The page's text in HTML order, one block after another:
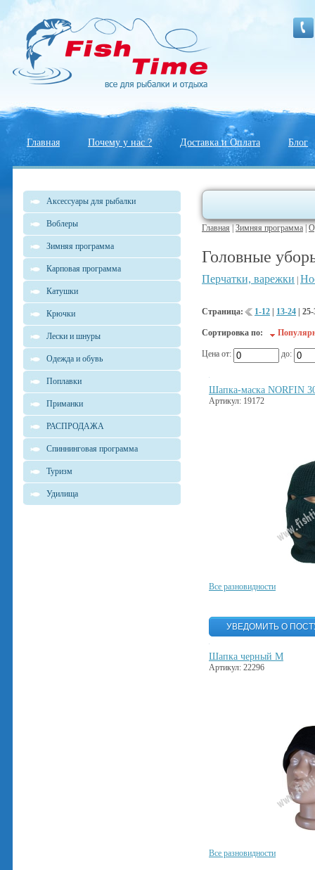
Главная Почему у нас ? Доставка и Оплата Блог
Аксессуары для рыбалки
Воблеры
Зимняя программа
Карповая программа
Катушки
Крючки
Лески и шнуры
Одежда и обувь
Поплавки
Приманки
РАСПРОДАЖА
Спиннинговая программа
Туризм
Удилища
Главная Зимняя программа
Головные
Перчатки, варежки
Страница: 1-12 13-24 25-
Сортировка по:
Цена от: до:
Шапка-маска NORFIN
Артикул: 19172
Все разновидности
Шапка черный M
Артикул: 22296
Все разновидности